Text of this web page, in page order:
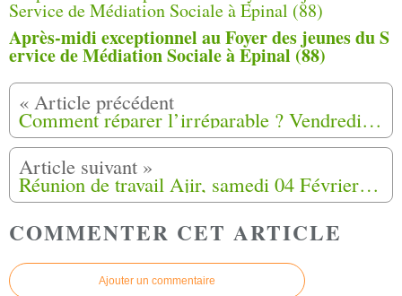
Après-midi exceptionnel au Foyer des jeunes du S
ervice de Médiation Sociale à Epinal (88)
Comment réparer l’irréparable ? Vendredi 3 mars 2023 à Paris
Réunion de travail Ajir, samedi 04 Février 2023 à Orléans (45)
COMMENTER CET ARTICLE
Ajouter un commentaire